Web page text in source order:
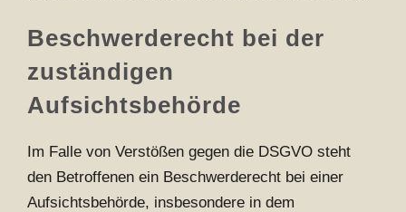
Beschwerderecht bei der
zuständigen
Aufsichtsbehörde
Im Falle von Verstößen gegen die DSGVO steht
den Betroffenen ein Beschwerderecht bei einer
Aufsichtsbehörde, insbesondere in dem